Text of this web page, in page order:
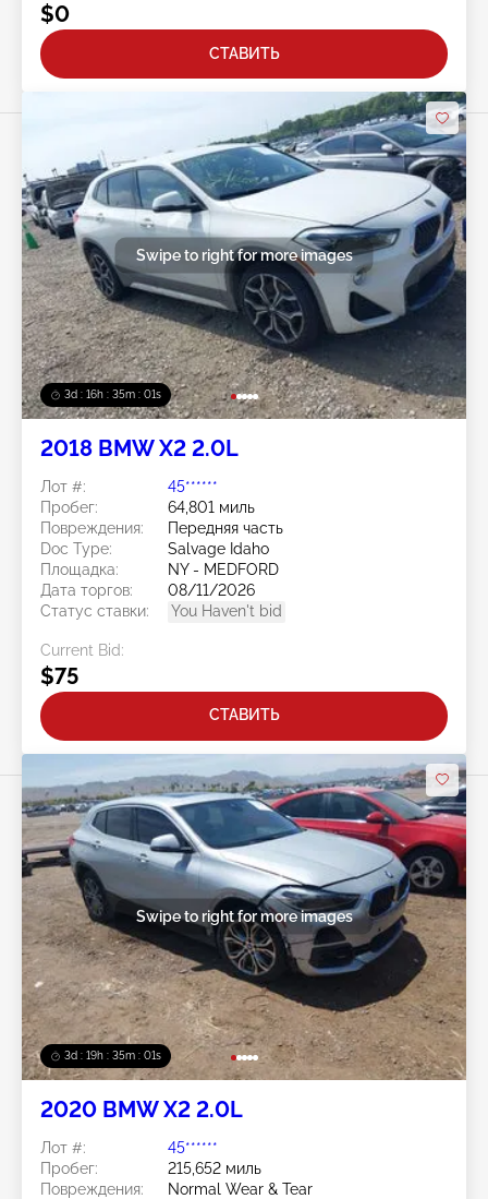
$0
СТАВИТЬ
3d : 16h : 34m : 59s
Swipe to right for more images
2018 BMW X2 2.0L
Лот #:
45******
Пробег:
64,801 миль
Повреждения:
Передняя часть
Doc Type:
Salvage Idaho
Площадка:
NY - MEDFORD
Дата торгов:
08/11/2026
Статус ставки:
You Haven't bid
Current Bid:
$75
СТАВИТЬ
3d : 19h : 34m : 59s
Swipe to right for more images
2020 BMW X2 2.0L
Лот #:
45******
Пробег:
215,652 миль
Повреждения:
Normal Wear & Tear